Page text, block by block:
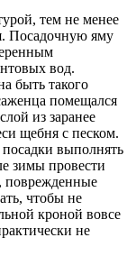
тем не менее
Посадочную яму
вод.
быть такого
помещался
из заранее
щебня с песком.
выполнять
зимы провести
поврежденные
чтобы не
кроной вовсе
не